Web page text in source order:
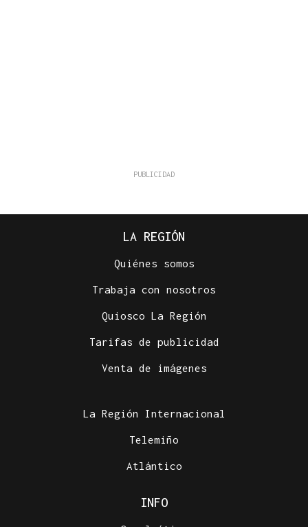
LA REGIÓN
Quiénes somos
Trabaja con nosotros
Quiosco La Región
Tarifas de publicidad
Venta de imágenes
La Región Internacional
Telemiño
Atlántico
INFO